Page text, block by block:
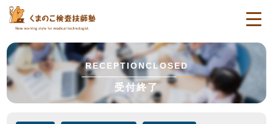
RECEPTIONCLOSED
受付終了